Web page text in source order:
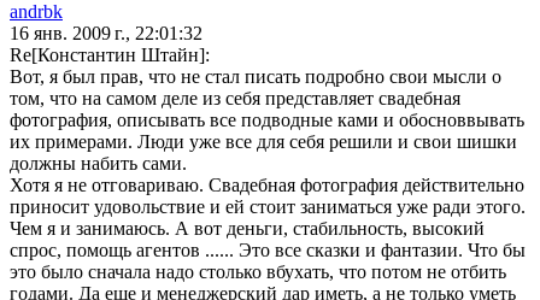
andrbk
16 янв. 2009 г., 22:01:32
Re[Константин Штайн]:
Вот, я был прав, что не стал писать подробно свои мысли о
том, что на самом деле из себя представляет свадебная
фотография, описывать все подводные ками и обосноввывать
их примерами. Люди уже все для себя решили и свои шишки
должны набить сами.
Хотя я не отговариваю. Свадебная фотография действительно
приносит удовольствие и ей стоит заниматься уже ради этого.
Чем я и занимаюсь. А вот деньги, стабильность, высокий
спрос, помощь агентов ...... Это все сказки и фантазии. Что бы
это было сначала надо столько вбухать, что потом не отбить
годами. Да еще и менеджерский дар иметь, а не только уметь